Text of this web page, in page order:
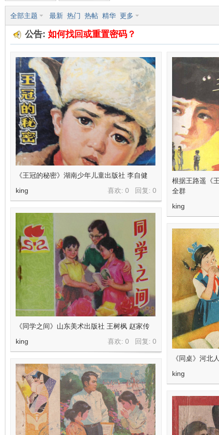
全部主题 最新 热门 热帖 精华 更多
公告: 如何找回或重置密码？
《王冠的秘密》湖南少年儿童出版社 李自健
喜欢: 0 回复: 0
king
根据王路遥《
全群
king
《同学之间》山东美术出版社 王树枫 赵家传
喜欢: 0 回复: 0
king
《同桌》河北
king